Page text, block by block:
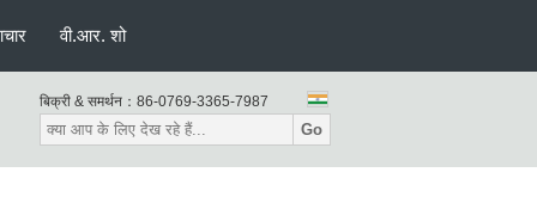
वी.आर. शो
बिक्री & समर्थन： 86-0769-3365-7987
Go